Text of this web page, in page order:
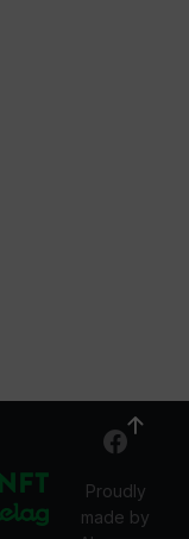
Proudly
made by